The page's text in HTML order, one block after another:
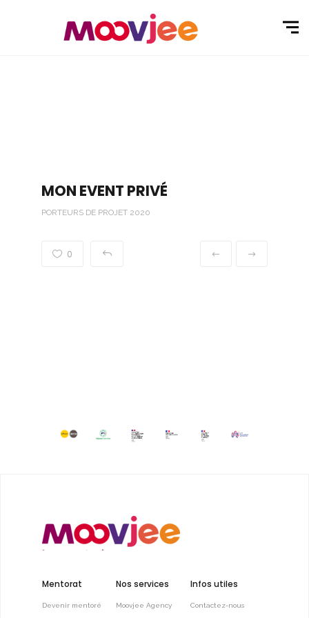
MON EVENT PRIVÉ
PORTEURS DE PROJET 2020
0
Mentorat
Devenir mentoré
Nos services
Moovjee Agency
Infos utiles
Contactez-nous